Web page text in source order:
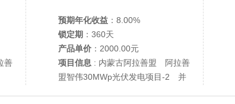
善
预期年化收益 ：8.00%
锁定期 ：360天
产品单价 ：2000.00元
项目信息 : 内蒙古阿拉善盟 阿拉善
盟智伟30MWp光伏发电项目-2 并